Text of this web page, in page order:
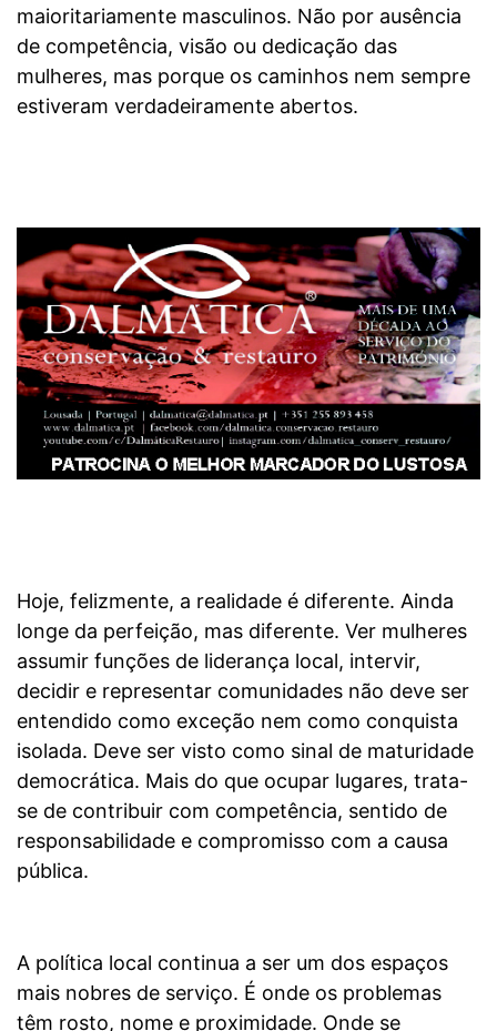
maioritariamente masculinos. Não por ausência
de competência, visão ou dedicação das
mulheres, mas porque os caminhos nem sempre
estiveram verdadeiramente abertos.
Hoje, felizmente, a realidade é diferente. Ainda
longe da perfeição, mas diferente. Ver mulheres
assumir funções de liderança local, intervir,
decidir e representar comunidades não deve ser
entendido como exceção nem como conquista
isolada. Deve ser visto como sinal de maturidade
democrática. Mais do que ocupar lugares, trata-
se de contribuir com competência, sentido de
responsabilidade e compromisso com a causa
pública.
A política local continua a ser um dos espaços
mais nobres de serviço. É onde os problemas
têm rosto, nome e proximidade. Onde se